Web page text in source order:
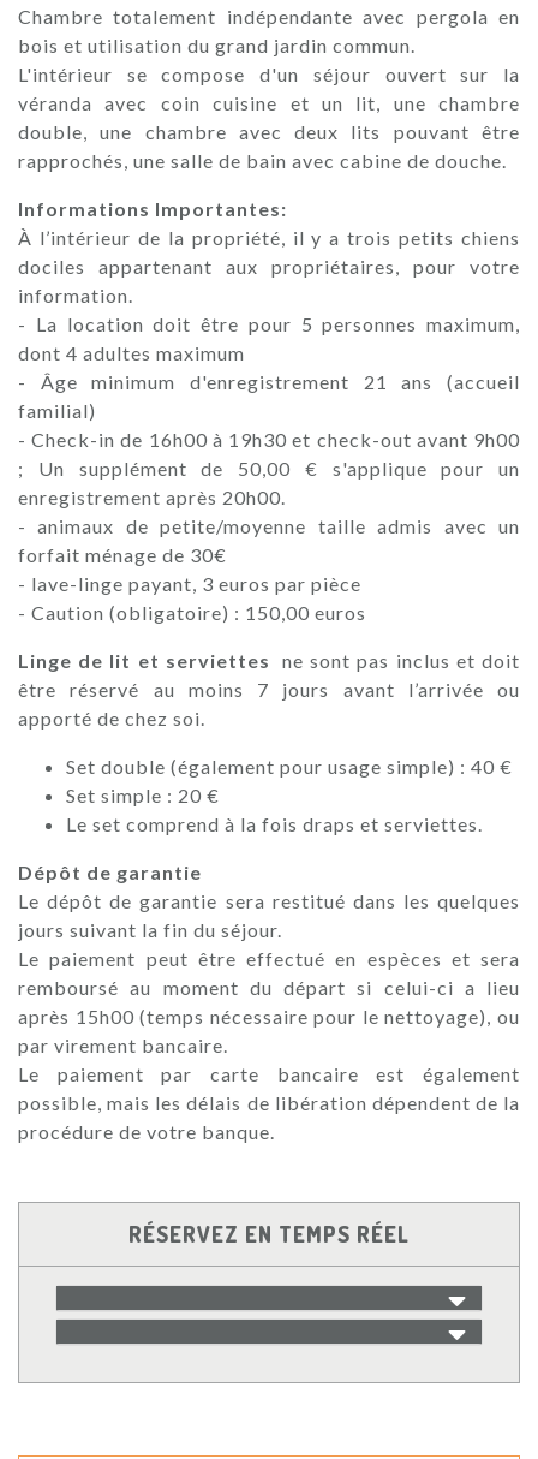
Chambre totalement indépendante avec pergola en
bois et utilisation du grand jardin commun.
L'intérieur se compose d'un séjour ouvert sur la
véranda avec coin cuisine et un lit, une chambre
double, une chambre avec deux lits pouvant être
rapprochés, une salle de bain avec cabine de douche.
Informations Importantes:
À l’intérieur de la propriété, il y a trois petits chiens
dociles appartenant aux propriétaires, pour votre
information.
- La location doit être pour 5 personnes maximum,
dont 4 adultes maximum
- Âge minimum d'enregistrement 21 ans (accueil
familial)
- Check-in de 16h00 à 19h30 et check-out avant 9h00
; Un supplément de 50,00 € s'applique pour un
enregistrement après 20h00.
- animaux de petite/moyenne taille admis avec un
forfait ménage de 30€
- lave-linge payant, 3 euros par pièce
- Caution (obligatoire) : 150,00 euros
Linge de lit et serviettesne sont pas inclus et doit
être réservé au moins 7 jours avant l’arrivée ou
apporté de chez soi.
Set double (également pour usage simple) : 40 €
Set simple : 20 €
Le set comprend à la fois draps et serviettes.
Dépôt de garantie
Le dépôt de garantie sera restitué dans les quelques
jours suivant la fin du séjour.
Le paiement peut être effectué en espèces et sera
remboursé au moment du départ si celui-ci a lieu
après 15h00 (temps nécessaire pour le nettoyage), ou
par virement bancaire.
Le paiement par carte bancaire est également
possible, mais les délais de libération dépendent de la
procédure de votre banque.
RÉSERVEZ EN TEMPS RÉEL